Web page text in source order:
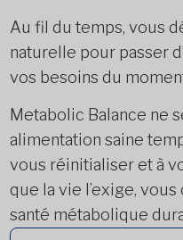
Au fil du temps, vous
naturelle pour passer
vos besoins du
Metabolic Balance ne
alimentation saine
vous réinitialiser et à
que la vie l’exige,
santé métabolique